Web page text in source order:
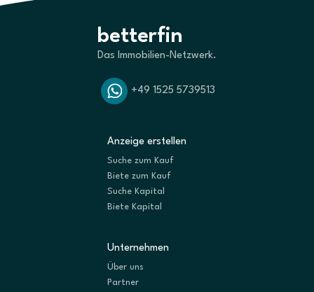
betterfin
Das Immobilien-Netzwerk.
+49 1525 5739513
Anzeige erstellen
Suche zum Kauf
Biete zum Kauf
Suche Kapital
Biete Kapital
Unternehmen
Über uns
Partner